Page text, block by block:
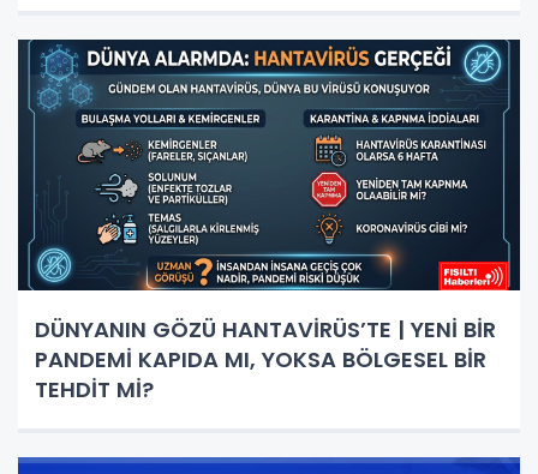
DÜNYANIN GÖZÜ HANTAVİRÜS’TE | YENİ BİR
PANDEMİ KAPIDA MI, YOKSA BÖLGESEL BİR
TEHDİT Mİ?